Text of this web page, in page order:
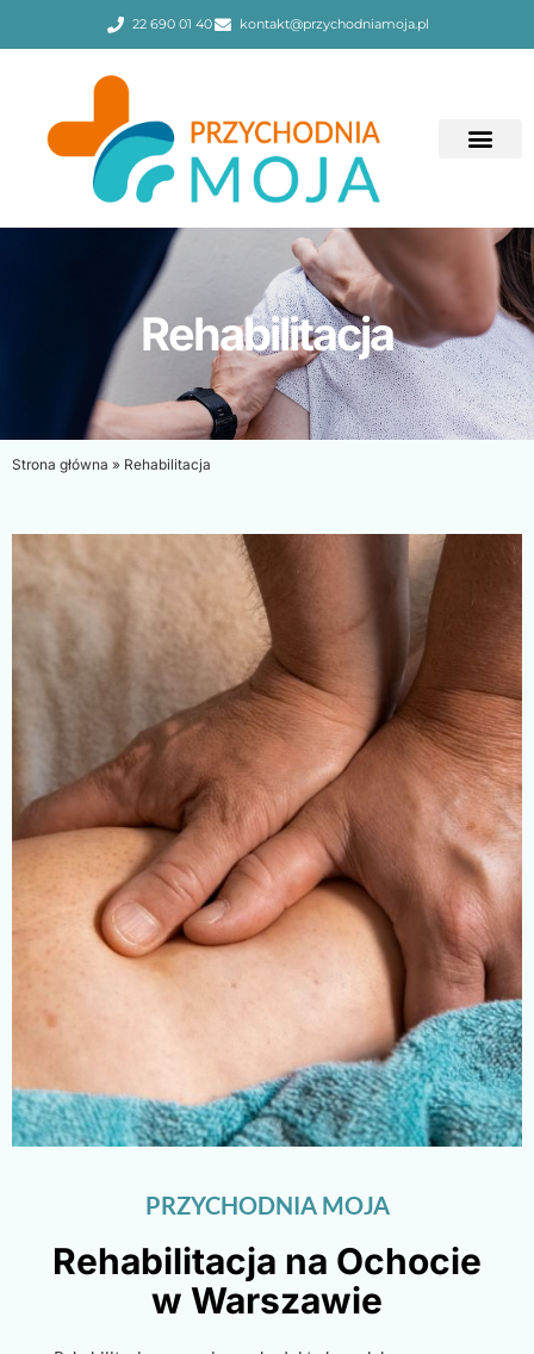
22 690 01 40 kontakt@przychodniamoja.pl
Rehabilitacja
Strona główna » Rehabilitacja
PRZYCHODNIA MOJA
Rehabilitacja na Ochocie
w Warszawie